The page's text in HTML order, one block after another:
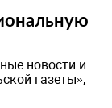
новости и
газеты»,